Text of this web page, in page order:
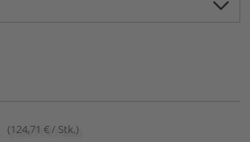
(124,71 € / Stk.)